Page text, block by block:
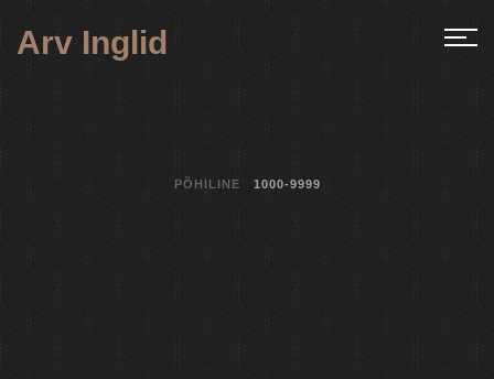
Arv Inglid
PÕHILINE 1000-9999